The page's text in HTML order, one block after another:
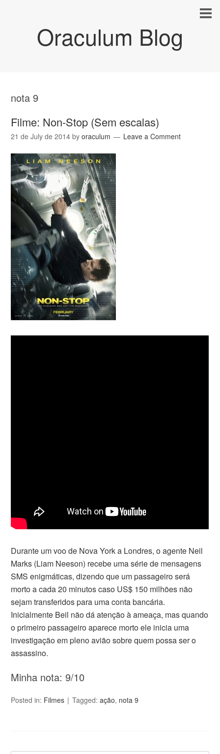
Oraculum Blog
nota 9
Filme: Non-Stop (Sem escalas)
21 de July de 2014 byoraculum Leave a Comment
Durante um voo de Nova York a Londres, o agente Neil
Marks (Liam Neeson) recebe uma série de mensagens
SMS enigmáticas, dizendo que um passageiro será
morto a cada 20 minutos caso US$ 150 milhões não
sejam transferidos para uma conta bancária.
Inicialmente Beil não dá atenção à ameaça, mas quando
o primeiro passageiro aparece morto ele inicia uma
investigação em pleno avião sobre quem possa ser o
assassino.
Minha nota: 9/10
Posted in: Filmes Tagged:ação, nota 9